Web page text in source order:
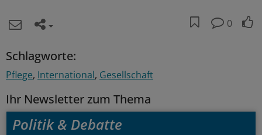
0
Schlagworte:
Pflege International Gesellschaft
Ihr Newsletter zum Thema
Politik & Debatte